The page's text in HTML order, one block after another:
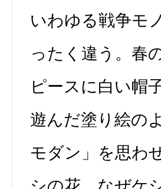
いわゆる戦争モ
ったく違う。春
ピースに白い帽
遊んだ塗り絵の
モダン」を思わ